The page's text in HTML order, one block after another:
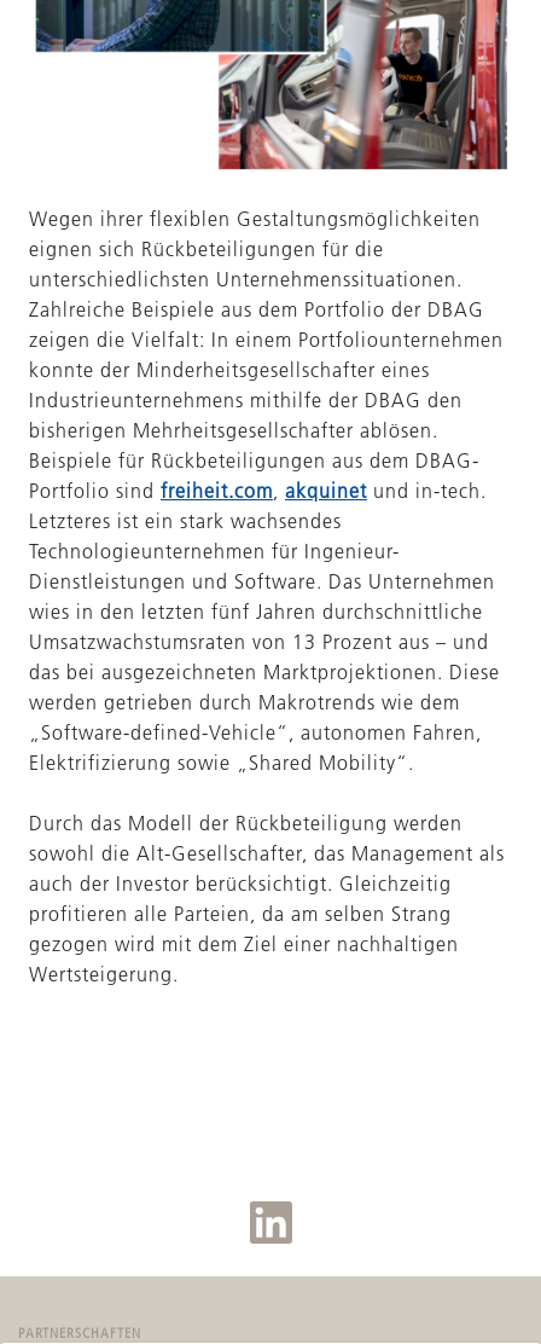
Wegen ihrer flexiblen Gestaltungsmöglichkeiten
eignen sich Rückbeteiligungen für die
unterschiedlichsten Unternehmenssituationen.
Zahlreiche Beispiele aus dem Portfolio der DBAG
zeigen die Vielfalt: In einem Portfoliounternehmen
konnte der Minderheitsgesellschafter eines
Industrieunternehmens mithilfe der DBAG den
bisherigen Mehrheitsgesellschafter ablösen.
Beispiele für Rückbeteiligungen aus dem DBAG-
Portfolio sind freiheit.com, akquinet und in-tech.
Letzteres ist ein stark wachsendes
Technologieunternehmen für Ingenieur-
Dienstleistungen und Software. Das Unternehmen
wies in den letzten fünf Jahren durchschnittliche
Umsatzwachstumsraten von 13 Prozent aus – und
das bei ausgezeichneten Marktprojektionen. Diese
werden getrieben durch Makrotrends wie dem
„Software-defined-Vehicle“, autonomen Fahren,
Elektrifizierung sowie „Shared Mobility“.
Durch das Modell der Rückbeteiligung werden
sowohl die Alt-Gesellschafter, das Management als
auch der Investor berücksichtigt. Gleichzeitig
profitieren alle Parteien, da am selben Strang
gezogen wird mit dem Ziel einer nachhaltigen
Wertsteigerung.
PARTNERSCHAFTEN